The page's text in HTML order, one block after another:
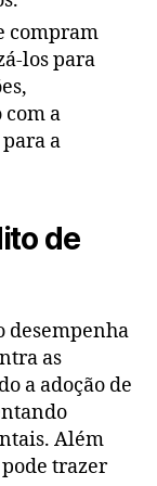
compram
los para
a
a
de
desempenha
as
a adoção de
Além
trazer